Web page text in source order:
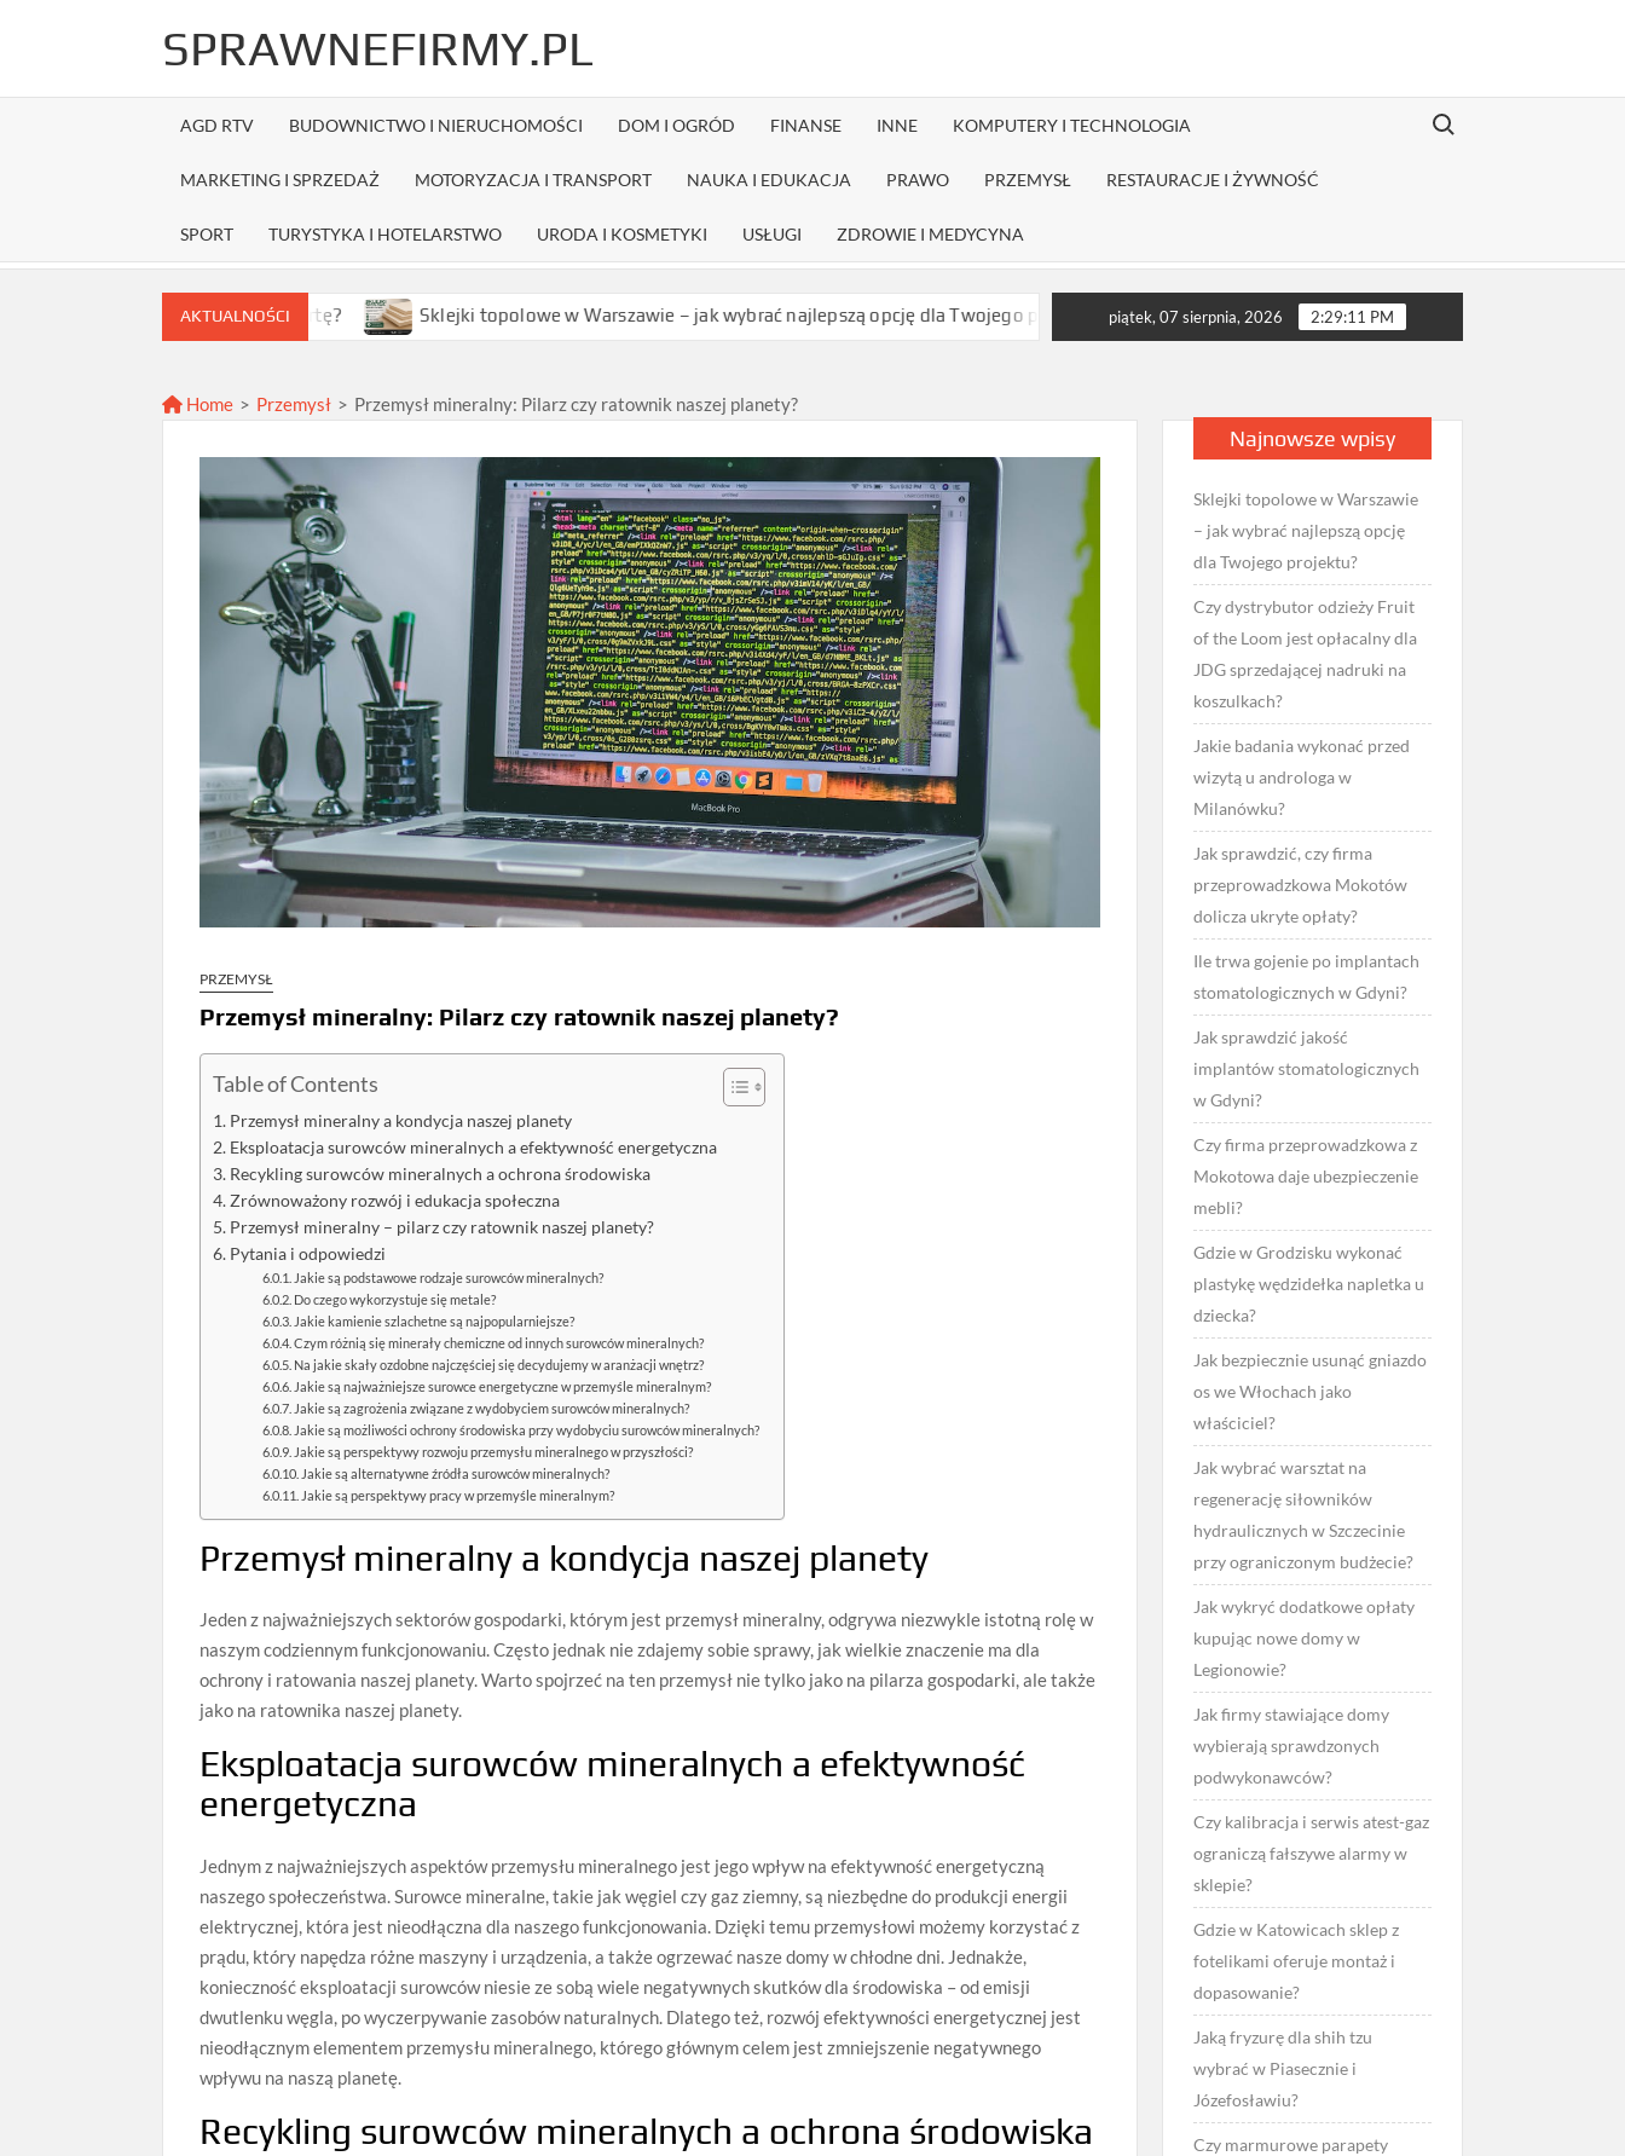
SPRAWNEFIRMY.PL
AGD RTV BUDOWNICTWO I NIERUCHOMOŚCI DOM I OGRÓD FINANSE INNE KOMPUTERY I TECHNOLOGIA
MARKETING I SPRZEDAŻ MOTORYZACJA I TRANSPORT NAUKA I EDUKACJA PRAWO PRZEMYSŁ RESTAURACJE I ŻYWNOŚĆ
SPORT TURYSTYKA I HOTELARSTWO URODA I KOSMETYKI USŁUGI ZDROWIE I MEDYCYNA
Search for:
AKTUALNOŚCI
wybrać najlepszą ofertę? Sklejki topolowe w Warszawie – jak wybrać najlepszą opcję dla Twojego projektu? Czy dystrybutor odzieży Fruit of the Loom jest opłacalny dla JDG
piątek, 07 sierpnia, 2026 2:29:12 PM
Home > Przemysł > Przemysł mineralny: Pilarz czy ratownik naszej planety?
PRZEMYSŁ
Przemysł mineralny: Pilarz czy ratownik naszej planety?
Table of Contents
Przemysł mineralny a kondycja naszej planety
Eksploatacja surowców mineralnych a efektywność energetyczna
Recykling surowców mineralnych a ochrona środowiska
Zrównoważony rozwój i edukacja społeczna
Przemysł mineralny – pilarz czy ratownik naszej planety?
Pytania i odpowiedzi
Jakie są podstawowe rodzaje surowców mineralnych?
Do czego wykorzystuje się metale?
Jakie kamienie szlachetne są najpopularniejsze?
Czym różnią się minerały chemiczne od innych surowców mineralnych?
Na jakie skały ozdobne najczęściej się decydujemy w aranżacji wnętrz?
Jakie są najważniejsze surowce energetyczne w przemyśle mineralnym?
Jakie są zagrożenia związane z wydobyciem surowców mineralnych?
Jakie są możliwości ochrony środowiska przy wydobyciu surowców mineralnych?
Jakie są perspektywy rozwoju przemysłu mineralnego w przyszłości?
Jakie są alternatywne źródła surowców mineralnych?
Jakie są perspektywy pracy w przemyśle mineralnym?
Przemysł mineralny a kondycja naszej planety
Jeden z najważniejszych sektorów gospodarki, którym jest przemysł mineralny, odgrywa niezwykle istotną rolę w
naszym codziennym funkcjonowaniu. Często jednak nie zdajemy sobie sprawy, jak wielkie znaczenie ma dla
ochrony i ratowania naszej planety. Warto spojrzeć na ten przemysł nie tylko jako na pilarza gospodarki, ale także
jako na ratownika naszej planety.
Eksploatacja surowców mineralnych a efektywność
energetyczna
Jednym z najważniejszych aspektów przemysłu mineralnego jest jego wpływ na efektywność energetyczną
naszego społeczeństwa. Surowce mineralne, takie jak węgiel czy gaz ziemny, są niezbędne do produkcji energii
elektrycznej, która jest nieodłączna dla naszego funkcjonowania. Dzięki temu przemysłowi możemy korzystać z
prądu, który napędza różne maszyny i urządzenia, a także ogrzewać nasze domy w chłodne dni. Jednakże,
konieczność eksploatacji surowców niesie ze sobą wiele negatywnych skutków dla środowiska – od emisji
dwutlenku węgla, po wyczerpywanie zasobów naturalnych. Dlatego też, rozwój efektywności energetycznej jest
nieodłącznym elementem przemysłu mineralnego, którego głównym celem jest zmniejszenie negatywnego
wpływu na naszą planetę.
Recykling surowców mineralnych a ochrona środowiska
Najnowsze wpisy
Sklejki topolowe w Warszawie
– jak wybrać najlepszą opcję
dla Twojego projektu?
Czy dystrybutor odzieży Fruit
of the Loom jest opłacalny dla
JDG sprzedającej nadruki na
koszulkach?
Jakie badania wykonać przed
wizytą u androloga w
Milanówku?
Jak sprawdzić, czy firma
przeprowadzkowa Mokotów
dolicza ukryte opłaty?
Ile trwa gojenie po implantach
stomatologicznych w Gdyni?
Jak sprawdzić jakość
implantów stomatologicznych
w Gdyni?
Czy firma przeprowadzkowa z
Mokotowa daje ubezpieczenie
mebli?
Gdzie w Grodzisku wykonać
plastykę wędzidełka napletka u
dziecka?
Jak bezpiecznie usunąć gniazdo
os we Włochach jako
właściciel?
Jak wybrać warsztat na
regenerację siłowników
hydraulicznych w Szczecinie
przy ograniczonym budżecie?
Jak wykryć dodatkowe opłaty
kupując nowe domy w
Legionowie?
Jak firmy stawiające domy
wybierają sprawdzonych
podwykonawców?
Czy kalibracja i serwis atest-gaz
ograniczą fałszywe alarmy w
sklepie?
Gdzie w Katowicach sklep z
fotelikami oferuje montaż i
dopasowanie?
Jaką fryzurę dla shih tzu
wybrać w Piasecznie i
Józefosławiu?
Czy marmurowe parapety